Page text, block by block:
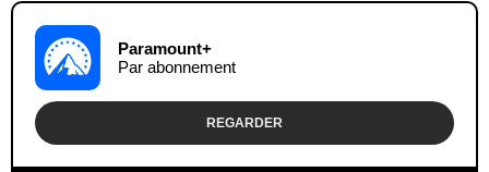
Paramount+
Par abonnement
REGARDER